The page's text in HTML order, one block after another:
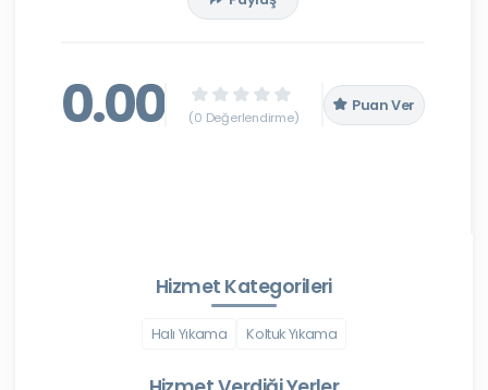
0.00 (0 Değerlendirme)
Puan Ver
Hizmet Kategorileri
Halı Yıkama Koltuk Yıkama